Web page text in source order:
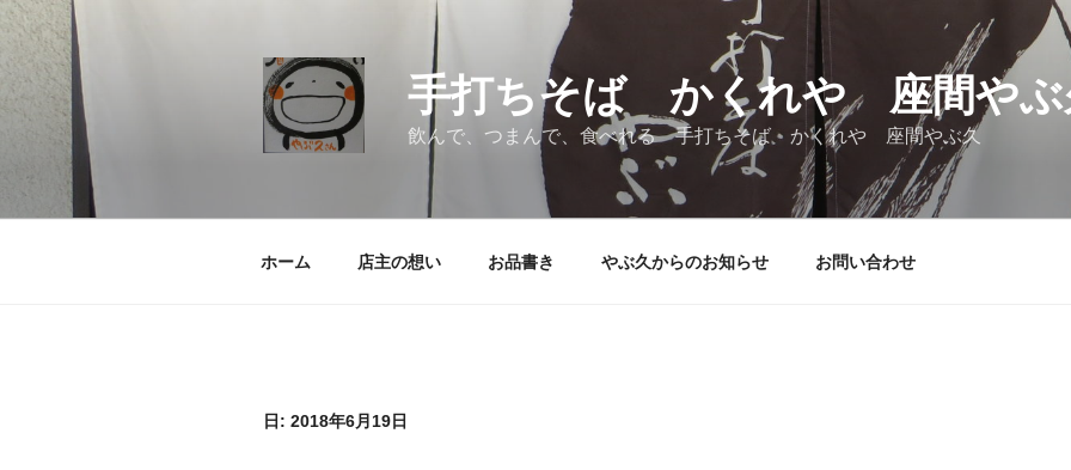
コ
ン
テ
ン
キ
手打ちそば かくれや 座間やぶ
飲んで、つまんで、食べれる 手打ちそば かくれや 座間やぶ久
ホーム 店主の想い お品書き やぶ久からのお知らせ お問い合わせ
日: 2018年6月19日